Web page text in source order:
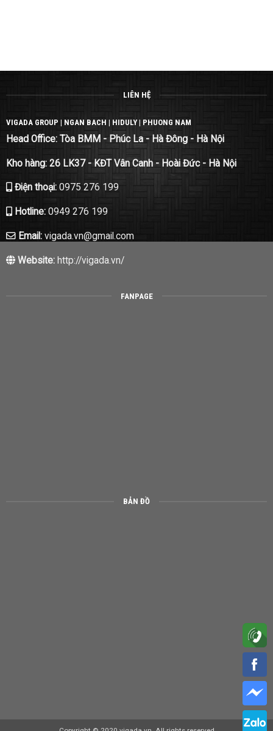
LIÊN HỆ
VIGADA GROUP | NGAN BACH | HIDULY | PHUONG NAM
Head Office: Tòa BMM - Phúc La - Hà Đông - Hà Nội
Kho hàng: 26 LK37 - KĐT Vân Canh - Hoài Đức - Hà Nội
Điện thoại: 0975 276 199
Hotline: 0949 276 199
Email: vigada.vn@gmail.com
Website:http://vigada.vn/
FANPAGE
BẢN ĐỒ